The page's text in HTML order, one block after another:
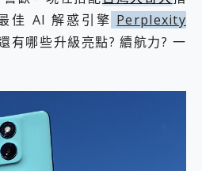
vivo TWS 3e 真無線藍牙耳機智慧降噪升級、音質明亮溫潤，並支援雙設備連接~
MSI Claw 掌機專屬配件包 來囉 完美保護 MSI Claw A1M-026TW 電競掌機
人像旗艦 vivo V30 系列 開箱 評測! 首搭蔡司光學鏡頭、攝影棚級柔光環、拍攝功能最好玩的美拍神機 vivo V30 Pro
近八千元的 Soundcore Liberty 5 Pro Max，有螢幕的耳機會是智商稅嗎?
佳 AI 解惑引擎 Perplexity
有哪些升級亮點? 續航力? 一